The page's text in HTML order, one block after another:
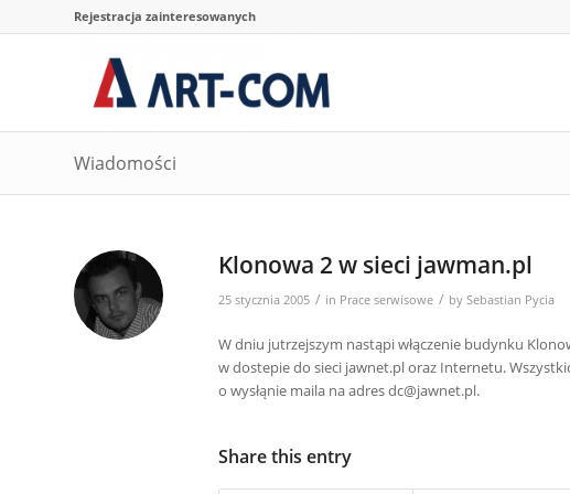
Rejestracja zainteresowanych
Wiadomości
Klonowa 2 w sieci jawman.pl
25 stycznia 2005 / in Prace serwisowe / by Sebastian Pycia
W dniu jutrzejszym nastąpi włączenie budynku
w dostepie do sieci jawnet.pl oraz Internetu.
o wysłąnie maila na adresdc@jawnet.pl.
Share this entry